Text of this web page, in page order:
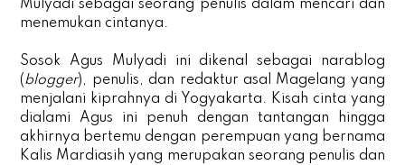
Mulyadi sebagai seorang penulis dalam mencari dan
menemukan cintanya.
Sosok Agus Mulyadi ini dikenal sebagai narablog
(blogger), penulis, dan redaktur asal Magelang yang
menjalani kiprahnya di Yogyakarta. Kisah cinta yang
dialami Agus ini penuh dengan tantangan hingga
akhirnya bertemu dengan perempuan yang bernama
Kalis Mardiasih yang merupakan seorang penulis dan